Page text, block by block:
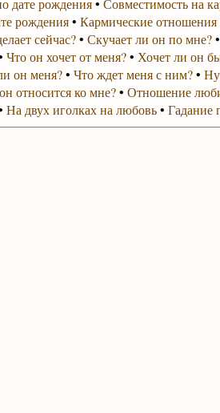
дате рождения• Совместимость на
рождения• Кармические отношения
сейчас?• Скучает ли он по мне?•
Что он хочет от меня?• Хочет ли он
он меня?• Что ждет меня с ним?•
относится ко мне?• Отношение
На двух иголках на любовь• Гадание